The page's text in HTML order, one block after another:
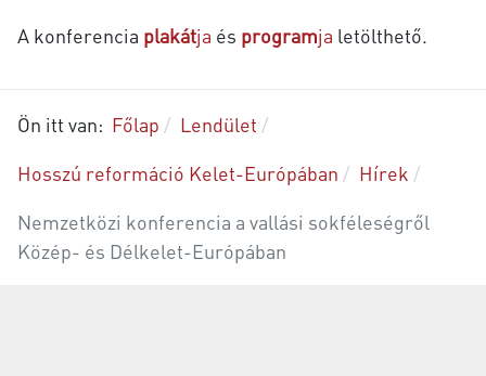
A konferencia plakátja és programja letölthető.
Ön itt van: Főlap
Lendület
Hosszú reformáció Kelet-Európában
Hírek
Nemzetközi konferencia a vallási sokféleségről
Közép- és Délkelet-Európában